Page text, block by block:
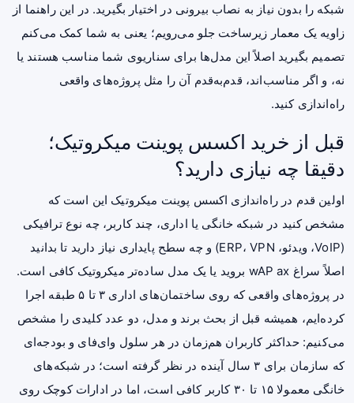
شبکه را بدون نیاز به نصاب بیرونی در اختیار بگیرید. در این راهنما از
زاویه یک معمار زیرساخت جلو می‌رویم؛ یعنی به شما کمک می‌کنم
تصمیم بگیرید اصلاً این مدل‌ها برای سناریوی شما مناسب هستند یا
نه، و اگر مناسب‌اند، قدم‌به‌قدم آن را مثل پروژه‌های واقعی
راه‌اندازی کنید.
قبل از خرید اکسس پوینت میکروتیک؛
دقیقا چه نیازی دارید؟
اولین قدم در راه‌اندازی اکسس پوینت میکروتیک این است که
مشخص کنید در شبکه خانگی یا اداری، چند کاربر، چه نوع ترافیکی
(VoIP، ویدئو، ERP، VPN) و چه سطح پایداری نیاز دارید تا بدانید
اصلاً سراغ wAP ax بروید یا یک مدل ساده‌تر میکروتیک کافی است.
در پروژه‌های واقعی که روی ساختمان‌های اداری ۳ تا ۵ طبقه اجرا
کرده‌ایم، همیشه قبل از بحث برند و مدل، دو عدد کلیدی را مشخص
می‌کنیم: حداکثر کاربران هم‌زمان در هر سلول وای‌فای و بودجه‌ای
که سازمان برای ۳ سال آینده در نظر گرفته است؛ در شبکه‌های
خانگی معمولا ۱۵ تا ۳۰ کاربر کافی است، اما در ادارات کوچک روی